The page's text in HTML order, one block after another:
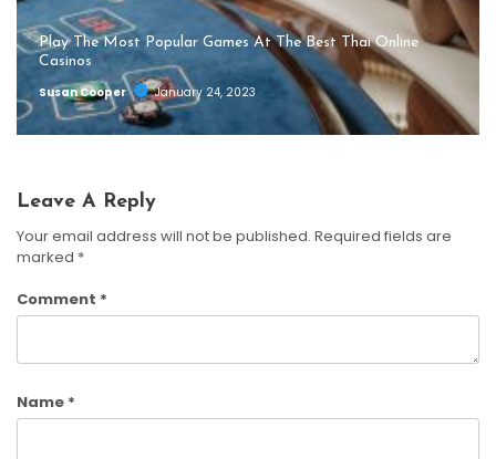
Play The Most Popular Games At The Best Thai Online
Casinos
Susan Cooper
January 24, 2023
Leave A Reply
Your email address will not be published. Required fields are
marked *
Comment *
Name *